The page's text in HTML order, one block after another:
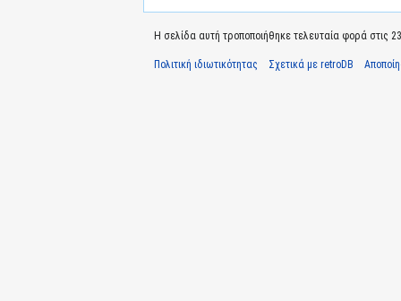
Η σελίδα αυτή τροποποιήθηκε τελευταία φορά στις
Πολιτική ιδιωτικότητας Σχετικά με retroDB